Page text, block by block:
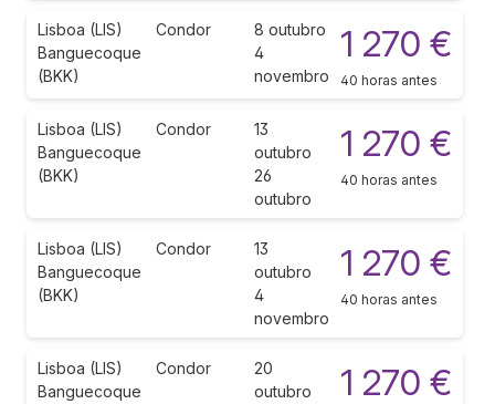
Lisboa (LIS)
Banguecoque
(BKK)
Condor
8 outubro
4
novembro
1 270 €
40 horas antes
Lisboa (LIS)
Banguecoque
(BKK)
Condor
13
outubro
26
outubro
1 270 €
40 horas antes
Lisboa (LIS)
Banguecoque
(BKK)
Condor
13
outubro
4
novembro
1 270 €
40 horas antes
Lisboa (LIS)
Banguecoque
Condor
20
outubro
1 270 €